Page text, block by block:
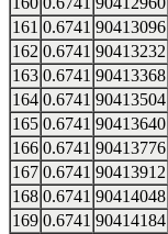
161 0.6741 90413096
162 0.6741 90413232
163 0.6741 90413368
164 0.6741 90413504
165 0.6741 90413640
166 0.6741 90413776
167 0.6741 90413912
168 0.6741 90414048
169 0.6741 90414184